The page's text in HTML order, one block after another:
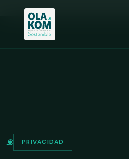
Pasar al contenido principal
PRIVACIDAD